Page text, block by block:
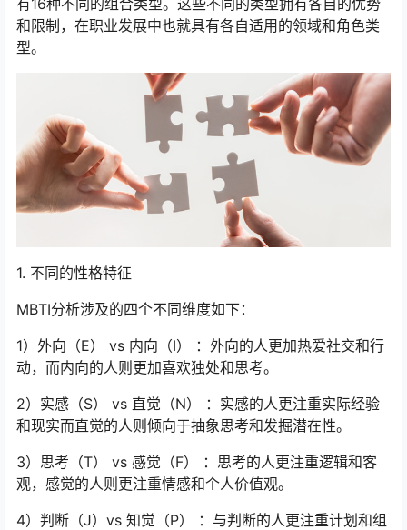
和限制，在职业发展中也就具有各自适用的领域和角色类
型。
1. 不同的性格特征
MBTI分析涉及的四个不同维度如下：
1）外向（E） vs 内向（I） ：外向的人更加热爱社交和行
动，而内向的人则更加喜欢独处和思考。
2）实感（S） vs 直觉（N） ：实感的人更注重实际经验
和现实而直觉的人则倾向于抽象思考和发掘潜在性。
3）思考（T） vs 感觉（F） ：思考的人更注重逻辑和客
观，感觉的人则更注重情感和个人价值观。
4）判断（J）vs 知觉（P） ：与判断的人更注重计划和组